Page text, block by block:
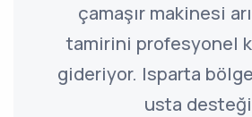
çamaşır makinesi
tamirini profesyonel
gideriyor. Isparta
usta